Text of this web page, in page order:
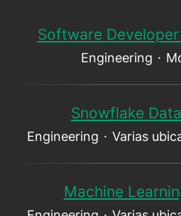
Software
Engineering ·
Snowflake
Engineering · Varias
Machine